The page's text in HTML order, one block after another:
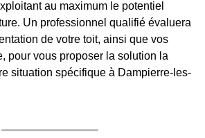
au maximum le potentiel
Un professionnel qualifié évaluera
de votre toit, ainsi que vos
pour vous proposer la solution la
situation spécifique à Dampierre-les-